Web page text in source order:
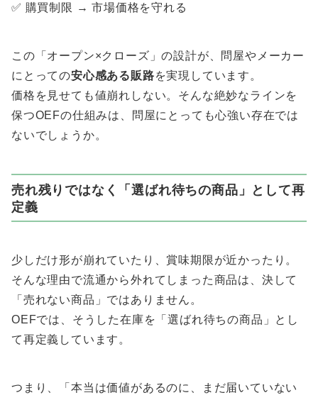
✅ 購買制限 → 市場価格を守れる
この「オープン×クローズ」の設計が、問屋やメーカー
にとっての安心感ある販路を実現しています。
価格を見せても値崩れしない。そんな絶妙なラインを
保つOEFの仕組みは、問屋にとっても心強い存在では
ないでしょうか。
売れ残りではなく「選ばれ待ちの商品」として再
定義
少しだけ形が崩れていたり、賞味期限が近かったり。
そんな理由で流通から外れてしまった商品は、決して
「売れない商品」ではありません。
OEFでは、そうした在庫を「選ばれ待ちの商品」とし
て再定義しています。
つまり、「本当は価値があるのに、まだ届いていない